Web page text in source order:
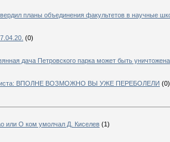
планы объединения факультетов в научные
(0)
дача Петровского парка может быть уничтожена
ВПОЛНЕ ВОЗМОЖНО ВЫ УЖЕ ПЕРЕБОЛЕЛИ (0)
или О ком умолчал Д. Киселев (1)